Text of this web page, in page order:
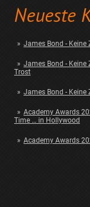
Neueste
James Bond - Keine
James Bond - Keine
Trost
James Bond - Keine
Academy Awards
Time … in Hollywood
Academy Awards